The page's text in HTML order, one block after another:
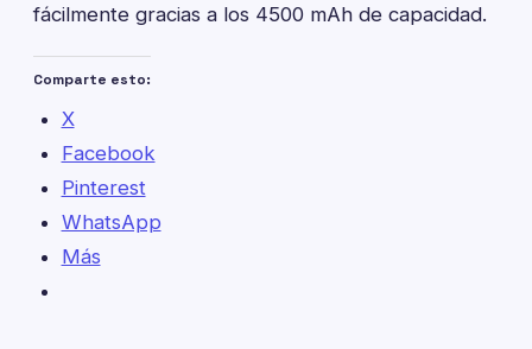
fácilmente gracias a los 4500 mAh de capacidad.
Comparte esto:
X
Facebook
Pinterest
WhatsApp
Más